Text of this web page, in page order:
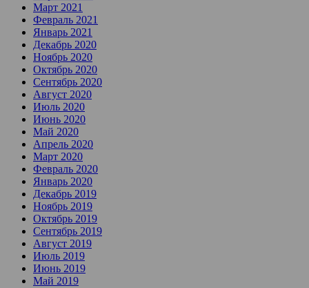
Март 2021
Февраль 2021
Январь 2021
Декабрь 2020
Ноябрь 2020
Октябрь 2020
Сентябрь 2020
Август 2020
Июль 2020
Июнь 2020
Май 2020
Апрель 2020
Март 2020
Февраль 2020
Январь 2020
Декабрь 2019
Ноябрь 2019
Октябрь 2019
Сентябрь 2019
Август 2019
Июль 2019
Июнь 2019
Май 2019